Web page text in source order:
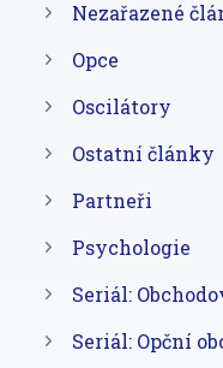
Nezařazené
Opce
Oscilátory
Ostatní články
Partneři
Psychologie
Seriál:
Seriál: Opční